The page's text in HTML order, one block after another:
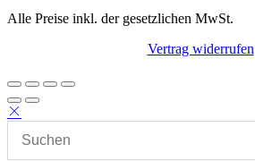
Alle Preise inkl. der gesetzlichen MwSt.
Vertrag widerrufen